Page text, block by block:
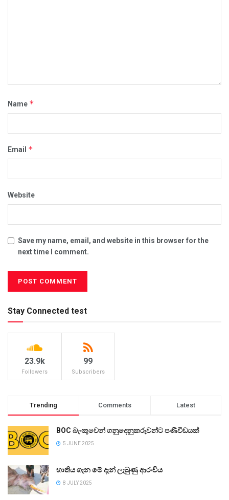
Name *
Email *
Website
Save my name, email, and website in this browser for the
next time I comment.
Stay Connected test
23.9k
Followers
99
Subscribers
Trending Comments Latest
BOC බැංකුවෙන් ගනුදෙනුකරුවන්ට පණිවිඩයක්
5 JUNE 2025
භාතිය ගැන මේ දැන් ලැබුණු ආරංචිය
8 JULY 2025